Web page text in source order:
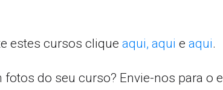
estes cursos clique aqui, aqui e aqui.
do seu curso? Envie-nos para o